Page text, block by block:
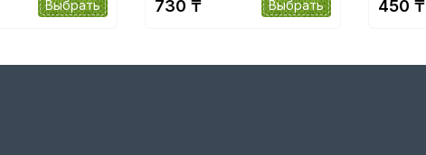
Выбрать 730 ₸ Выбрать 450 ₸